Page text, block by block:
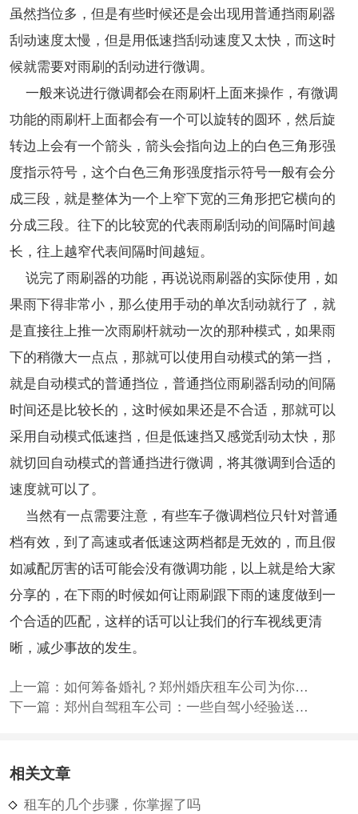
虽然挡位多，但是有些时候还是会出现用普通挡雨刷器
刮动速度太慢，但是用低速挡刮动速度又太快，而这时
候就需要对雨刷的刮动进行微调。
一般来说进行微调都会在雨刷杆上面来操作，有微调
功能的雨刷杆上面都会有一个可以旋转的圆环，然后旋
转边上会有一个箭头，箭头会指向边上的白色三角形强
度指示符号，这个白色三角形强度指示符号一般有会分
成三段，就是整体为一个上窄下宽的三角形把它横向的
分成三段。往下的比较宽的代表雨刷刮动的间隔时间越
长，往上越窄代表间隔时间越短。
说完了雨刷器的功能，再说说雨刷器的实际使用，如
果雨下得非常小，那么使用手动的单次刮动就行了，就
是直接往上推一次雨刷杆就动一次的那种模式，如果雨
下的稍微大一点点，那就可以使用自动模式的第一挡，
就是自动模式的普通挡位，普通挡位雨刷器刮动的间隔
时间还是比较长的，这时候如果还是不合适，那就可以
采用自动模式低速挡，但是低速挡又感觉刮动太快，那
就切回自动模式的普通挡进行微调，将其微调到合适的
速度就可以了。
当然有一点需要注意，有些车子微调档位只针对普通
档有效，到了高速或者低速这两档都是无效的，而且假
如减配厉害的话可能会没有微调功能，以上就是给大家
分享的，在下雨的时候如何让雨刷跟下雨的速度做到一
个合适的匹配，这样的话可以让我们的行车视线更清
晰，减少事故的发生。
上一篇：
如何筹备婚礼？郑州婚庆租车公司为你支招
下一篇：
郑州自驾租车公司：一些自驾小经验送给爱旅游的你！
相关文章
租车的几个步骤，你掌握了吗